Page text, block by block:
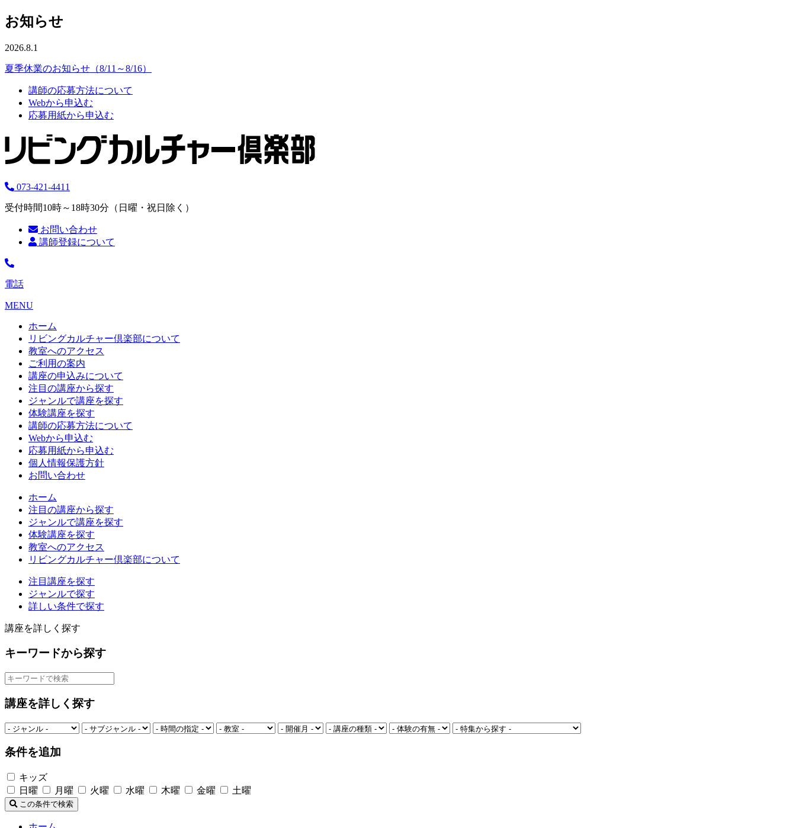
お知らせ
2026.8.1
夏季休業のお知らせ（8/11～8/16）
講師の応募方法について
Webから申込む
応募用紙から申込む
073-421-4411
受付時間10時～18時30分（日曜・祝日除く）
お問い合わせ
講師登録について
電話
MENU
ホーム
リビングカルチャー倶楽部について
教室へのアクセス
ご利用の案内
講座の申込みについて
注目の講座から探す
ジャンルで講座を探す
体験講座を探す
講師の応募方法について
Webから申込む
応募用紙から申込む
個人情報保護方針
お問い合わせ
ホーム
注目の講座から探す
ジャンルで講座を探す
体験講座を探す
教室へのアクセス
リビングカルチャー倶楽部について
注目講座を探す
ジャンルで探す
詳しい条件で探す
講座を詳しく探す
キーワードから探す
講座を詳しく探す
条件を追加
キッズ
日曜
月曜 火曜 水曜 木曜 金曜 土曜
この条件で検索